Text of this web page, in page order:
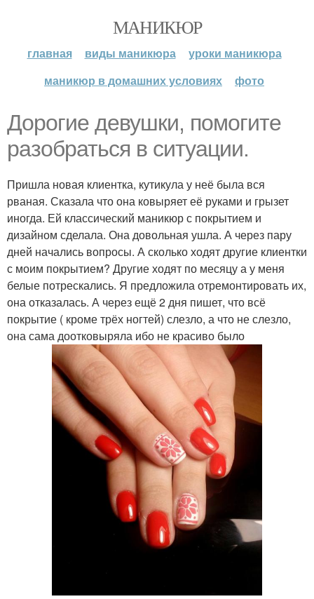
МАНИКЮР
главная виды маникюра
уроки маникюра
маникюр в домашних условиях
фото
Дорогие девушки, помогите
разобраться в ситуации.
Пришла новая клиентка, кутикула у неё была вся
рваная. Сказала что она ковыряет её руками и грызет
иногда. Ей классический маникюр с покрытием и
дизайном сделала. Она довольная ушла. А через пару
дней начались вопросы. А сколько ходят другие клиентки
с моим покрытием? Другие ходят по месяцу а у меня
белые потрескались. Я предложила отремонтировать их,
она отказалась. А через ещё 2 дня пишет, что всё
покрытие ( кроме трёх ногтей) слезло, а что не слезло,
она сама доотковыряла ибо не красиво было